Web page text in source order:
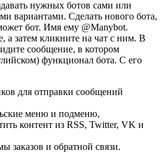
нужных ботов сами или
вариантами. Сделать нового бота,
бот. Имя ему @Manybot.
а затем кликните на чат с ним. В
сообщение, в котором
функционал бота. С его
для отправки сообщений
меню и подменю,
контент из RSS, Twitter, VK и
заказов и обратной связи.